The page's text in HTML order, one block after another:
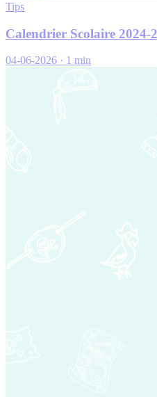
Tips
Calendrier Scolaire 2024-
04-06-2026 · 1 min